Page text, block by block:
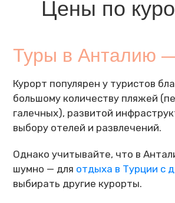
Цены по
Туры в Анталию
Курорт популярен у туристов
большому количеству пляжей
галечных), развитой
выбору отелей и развлечений.
Однако учитывайте, что в
шумно — для отдыха в Турции с
выбирать другие курорты.